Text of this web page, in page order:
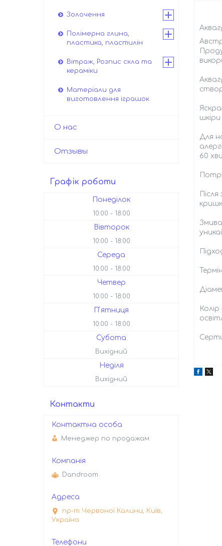
Для
60
Золочення
Полімерна глина,
пластика, пластилін
Вітраж, Розпис скла та
кераміки
Матеріали для
виготовлення іграшок
О нас
Отзывы
Графік роботи
Понеділок
10:00 18:00
Вівторок
10:00 18:00
Середа
10:00 18:00
Четвер
10:00 18:00
Пʼятниця
10:00 18:00
Субота
Вихідний
Неділя
Вихідний
Контакти
Менеджер по продажам
Dandroom
пр-т Червоної Калини, Київ,
Україна